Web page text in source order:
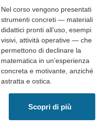
Nel corso vengono presentati
strumenti concreti — materiali
didattici pronti all’uso, esempi
visivi, attività operative — che
permettono di declinare la
matematica in un’esperienza
concreta e motivante, anziché
astratta e ostica.
Scopri di più